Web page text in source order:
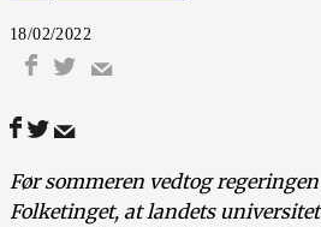
18/02/2022
Før sommeren vedtog
Folketinget, at landets